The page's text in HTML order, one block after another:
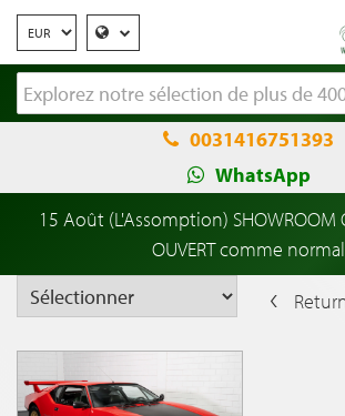
0031416751393
WhatsApp
15 Août (L'Assomption) SHOWROOM
OUVERT comme normal